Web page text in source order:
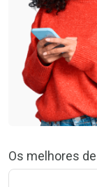
Os melhores